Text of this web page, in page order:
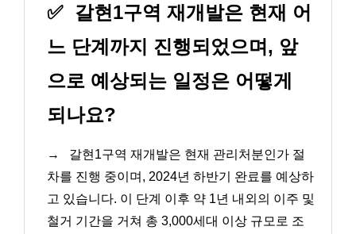
✅ 갈현1구역 재개발은 현재 어
느 단계까지 진행되었으며, 앞
으로 예상되는 일정은 어떻게
되나요?
→
갈현1구역 재개발은 현재 관리처분인가 절
차를 진행 중이며, 2024년 하반기 완료를 예상하
고 있습니다. 이 단계 이후 약 1년 내외의 이주 및
철거 기간을 거쳐 총 3,000세대 이상 규모로 조